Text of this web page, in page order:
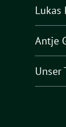
Lukas
Antje
Unser